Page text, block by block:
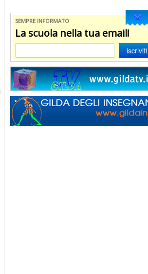
SEMPRE INFORMATO
La scuola nella tua email!
iscriviti